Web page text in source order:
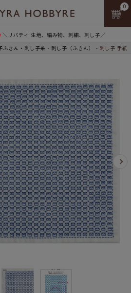
＼リバティ 生地、編み物、刺繍、刺し子／
0
ふきん・刺し子糸 刺し子（ふきん） 刺し子 手紙